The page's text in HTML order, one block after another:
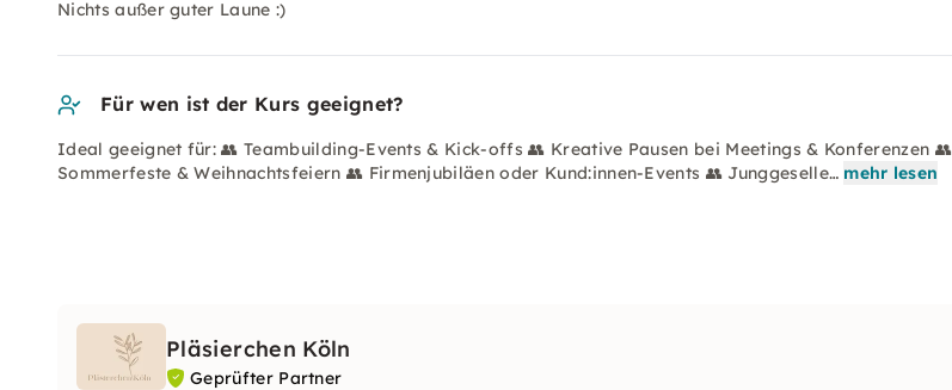
Nichts außer guter Laune :)
Für wen ist der Kurs geeignet?
Ideal geeignet für: 👥 Teambuilding-Events & Kick-offs 👥 Kreative Pausen bei Meetings & Konferenzen 👥
Sommerfeste & Weihnachtsfeiern 👥 Firmenjubiläen oder Kund:innen-Events 👥 Junggeselle… mehr lesen
Pläsierchen Köln
Geprüfter Partner